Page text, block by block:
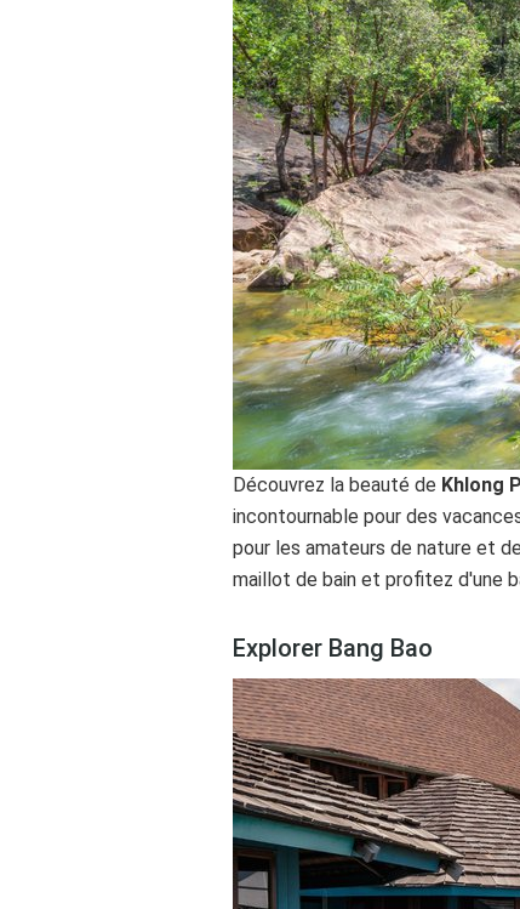
Découvrez la beauté de Khlong
incontournable pour des
pour les amateurs de nature et
maillot de bain et profitez d'une
Explorer Bang Bao